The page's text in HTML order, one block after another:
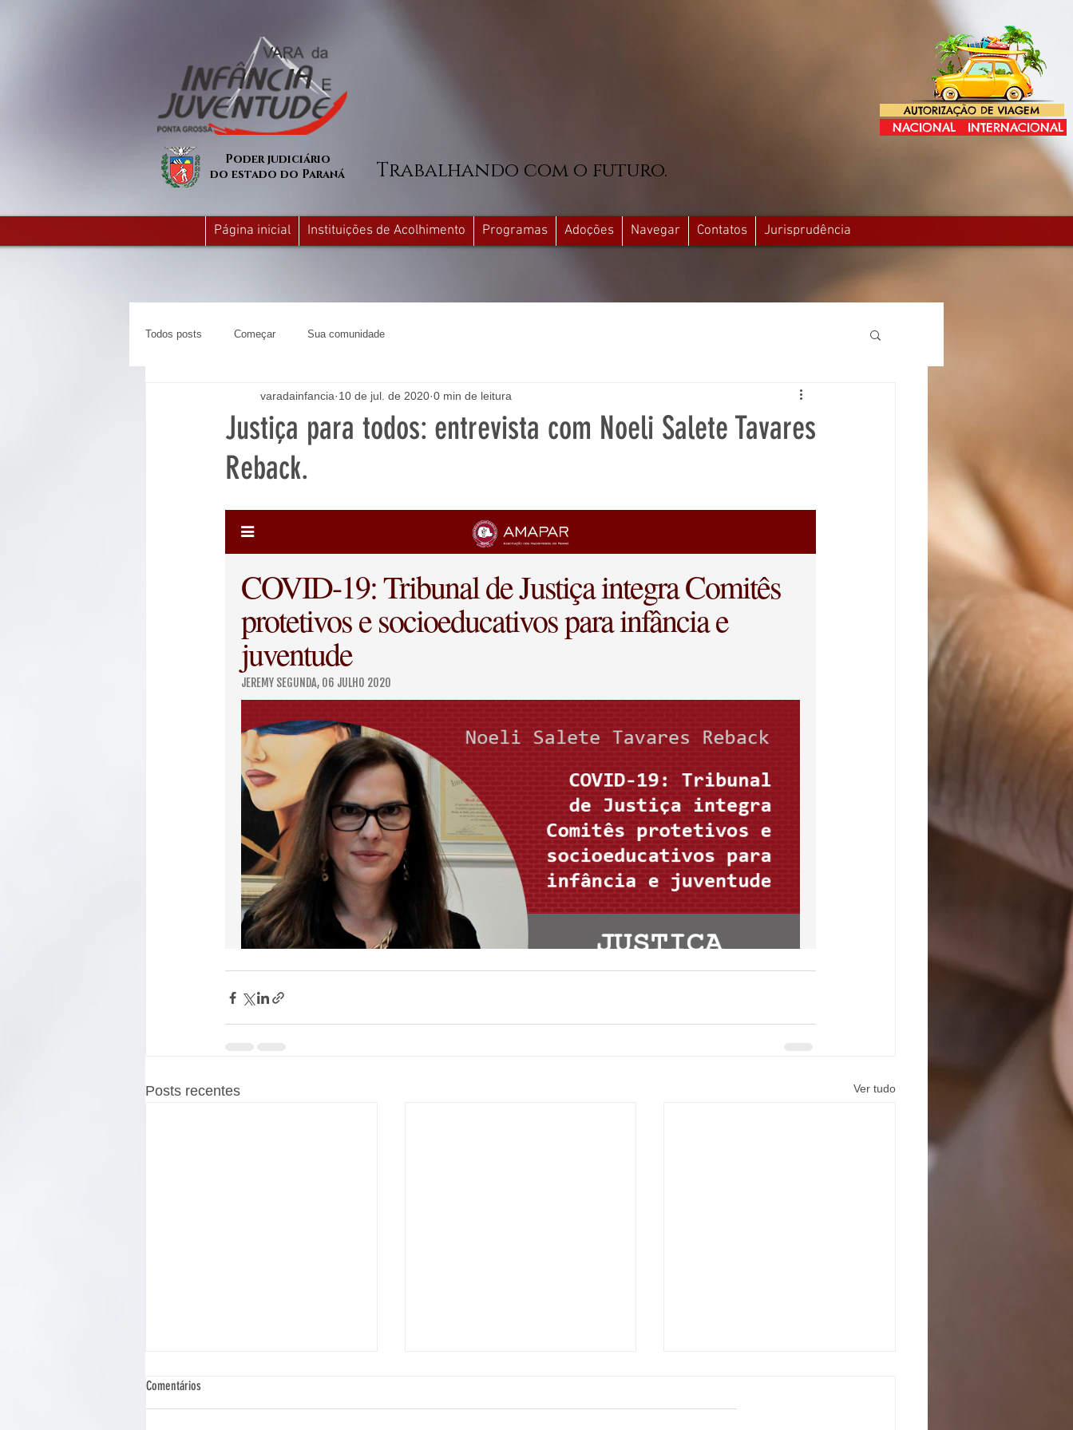
AUTORIZAÇÃO DE VIAGEM
NACIONAL INTERNACIONAL
Poder judiciário
do estado do Paraná
Trabalhando com o futuro.
Página inicial Instituições de Acolhimento Programas Adoções Navegar Contatos Jurisprudência
Todos posts Começar Sua comunidade
Justiça para todos: entrevista com Noeli Salete Tavares
Reback.
varadainfancia 10 de jul. de 2020 0 min de leitura
Posts recentes Ver tudo
Comentários